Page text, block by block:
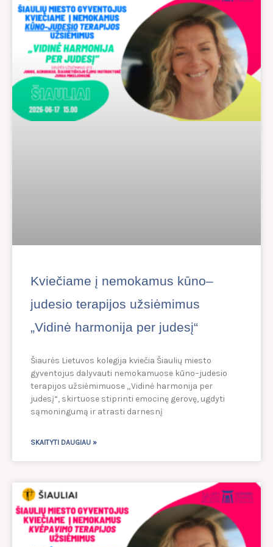
Kviečiame į nemokamus kūno–
judesio terapijos užsiėmimus
„Vidinė harmonija per judesį“
Šiaurės Lietuvos kolegija kviečia Šiaulių miesto
gyventojus dalyvauti nemokamuose kūno–judesio
terapijos užsiėmimuose „Vidinė harmonija per
judesį“, skirtuose stiprinti emocinę gerovę, ugdyti
sąmoningumą ir atrasti darnesnį
SKAITYTI DAUGIAU »